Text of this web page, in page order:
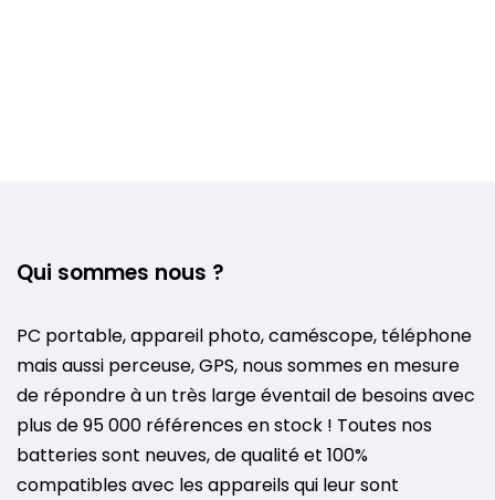
Qui sommes nous ?
PC portable, appareil photo, caméscope, téléphone
mais aussi perceuse, GPS, nous sommes en mesure
de répondre à un très large éventail de besoins avec
plus de 95 000 références en stock ! Toutes nos
batteries sont neuves, de qualité et 100%
compatibles avec les appareils qui leur sont